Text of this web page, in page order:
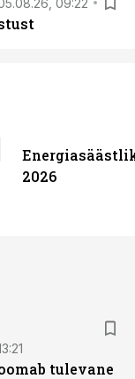
2026
tulevane